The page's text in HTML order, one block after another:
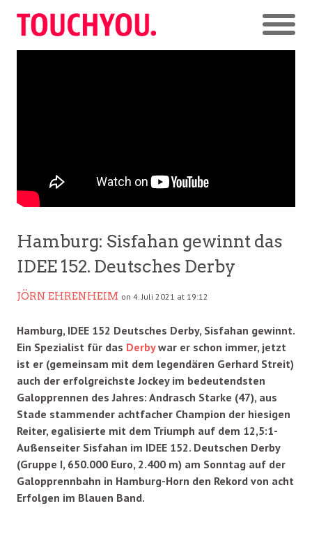
Hamburg: Sisfahan gewinnt das
IDEE 152. Deutsches Derby
JÖRN EHRENHEIM on 4. Juli 2021 at 19:12
Hamburg, IDEE 152 Deutsches Derby, Sisfahan gewinnt.
Ein Spezialist für das Derbywar er schon immer, jetzt
ist er (gemeinsam mit dem legendären Gerhard Streit)
auch der erfolgreichste Jockey im bedeutendsten
Galopprennen des Jahres: Andrasch Starke (47), aus
Stade stammender achtfacher Champion der hiesigen
Reiter, egalisierte mit dem Triumph auf dem 12,5:1-
Außenseiter Sisfahan im IDEE 152. Deutschen Derby
(Gruppe I, 650.000 Euro, 2.400 m) am Sonntag auf der
Galopprennbahn in Hamburg-Horn den Rekord von acht
Erfolgen im Blauen Band.